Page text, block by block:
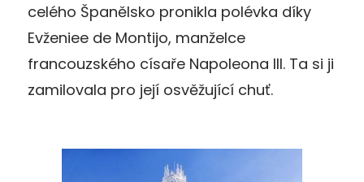
celého Španělsko pronikla polévka díky
Evženiee de Montijo, manželce
francouzského císaře Napoleona III. Ta si ji
zamilovala pro její osvěžující chuť.